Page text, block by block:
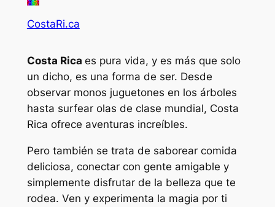
CostaRi.ca
Costa Rica es pura vida, y es más que solo
un dicho, es una forma de ser. Desde
observar monos juguetones en los árboles
hasta surfear olas de clase mundial, Costa
Rica ofrece aventuras increíbles.
Pero también se trata de saborear comida
deliciosa, conectar con gente amigable y
simplemente disfrutar de la belleza que te
rodea. Ven y experimenta la magia por ti